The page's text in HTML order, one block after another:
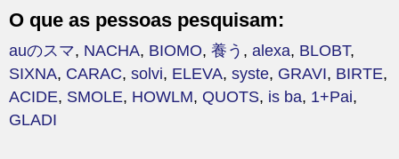
O que as pessoas pesquisam:
auのスマ, NACHA, BIOMO, 養う , alexa, BLOBT,
SIXNA, CARAC, solvi, ELEVA, syste, GRAVI, BIRTE,
ACIDE, SMOLE, HOWLM, QUOTS, is ba, 1+Pai,
GLADI